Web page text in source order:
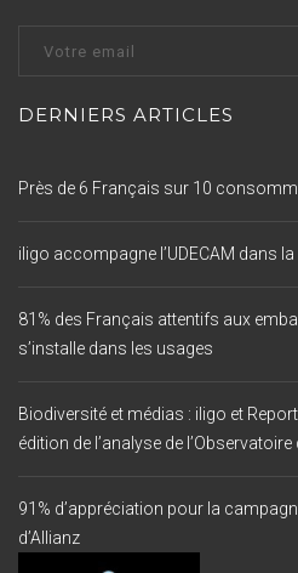
DERNIERS ARTICLES
Près de 6 Français sur 10
iligo accompagne l’UDECAM dans
81% des Français attentifs aux
s’installe dans les usages
Biodiversité et médias : iligo et
édition de l’analyse de
91% d’appréciation pour la
d’Allianz